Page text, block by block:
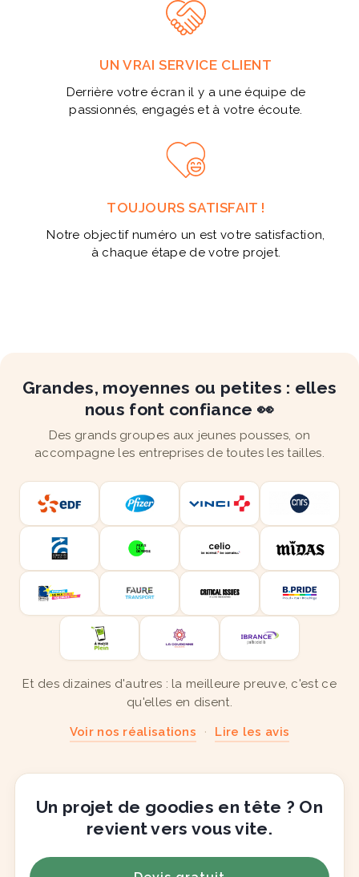
UN VRAI SERVICE CLIENT
Derrière votre écran il y a une équipe de
passionnés, engagés et à votre écoute.
TOUJOURS SATISFAIT !
Notre objectif numéro un est votre satisfaction,
à chaque étape de votre projet.
Grandes, moyennes ou petites : elles
nous font confiance 👀
Des grands groupes aux jeunes pousses, on
accompagne les entreprises de toutes les tailles.
Et des dizaines d'autres : la meilleure preuve, c'est ce
qu'elles en disent.
Voir nos réalisations · Lire les avis
Un projet de goodies en tête ? On
revient vers vous vite.